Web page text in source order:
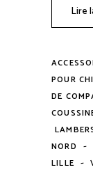
Lire
POUR
DE
NORD -
LILLE -